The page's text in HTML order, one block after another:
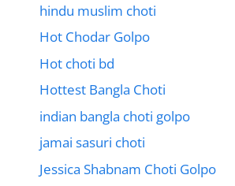
hindu muslim choti
Hot Chodar Golpo
Hot choti bd
Hottest Bangla Choti
indian bangla choti golpo
jamai sasuri choti
Jessica Shabnam Choti Golpo